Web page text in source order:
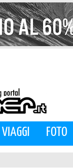
VIAGGI FOTO